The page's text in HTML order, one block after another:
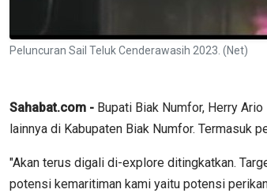
Peluncuran Sail Teluk Cenderawasih 2023. (Net)
Sahabat.com - Bupati Biak Numfor, Herry
lainnya di Kabupaten Biak Numfor. Termasuk
"Akan terus digali di-explore ditingkatkan.
potensi kemaritiman kami yaitu potensi